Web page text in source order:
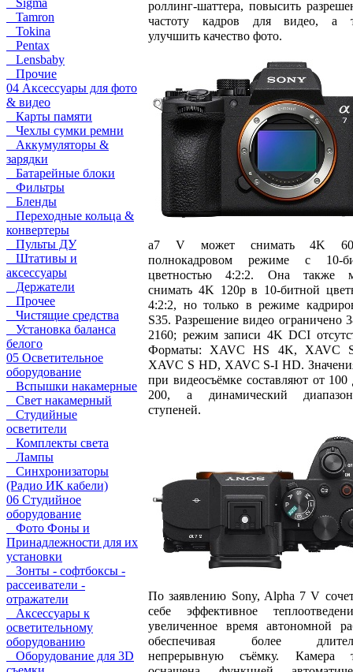
Sigma
Tamron
Tokina
Pentax
Lensbaby
Прочие
04 Аксессуары для фото
& видео
Карты памяти
Чехлы сумки ремни
Аккумуляторы &
зарядки
Батарейные блоки
Фильтры
Бленды
Переходные кольца &
конвертеры
Пульты ДУ
Штативы и
аксессуары
Держатели
Прочее
Чистящие средства
Установка баланса
белого
05 Осветительное
оборудование
Вспышки накамерные
Свет накамерный
Студийные
осветители
Комплекты света
Лампы
Синхронизаторы
(Радио ИК кабели)
06 Студийное
оборудование
Фото Фоны и
Принадлежности для их
установки
Зонты - софтбоксы -
рассеиватели -
отражатели
Аксессуары к
осветительному
оборудованию
Оборудование для 3D
роллинг-шаттера, повысить
частоту кадров для видео, а
улучшить качество фото.
a7 V может снимать 4K
полнокадровом режиме с 10-
цветностью 4:2:2. Она также
снимать 4K 120p в 10-битной
4:2:2, но только в режиме
S35. Разрешение видео ограничено
2160; режим записи 4K DCI
Форматы: XAVC HS 4K, XAVC
XAVC S HD, XAVC S-I HD.
при видеосъёмке составляют от 100
200, а динамический
ступеней.
По заявлению Sony, Alpha 7 V
себе эффективное
увеличенное время автономной
обеспечивая более
непрерывную съёмку. Камера